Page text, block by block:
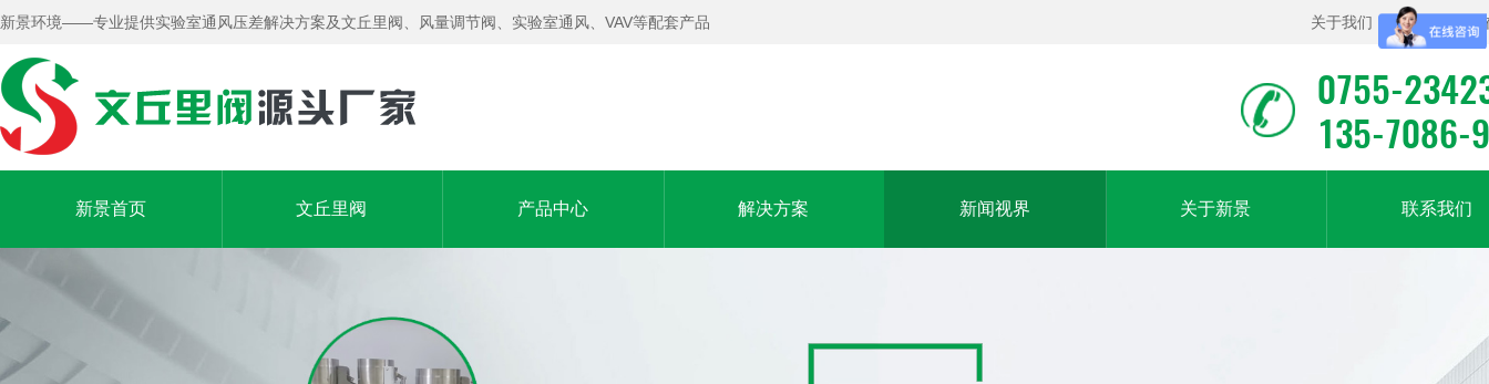
新景环境——专业提供实验室通风压差解决方案及文丘里阀、风量调节阀、实验室通风、VAV等配套产品 关于我们 | 联系我们 |
0755-
135-7086-
新景首页 文丘里阀 产品中心 解决方案 新闻视界 关于新景 联系我们